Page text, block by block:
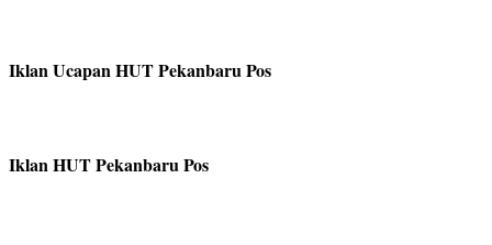
Iklan Ucapan HUT Pekanbaru Pos
Iklan HUT Pekanbaru Pos